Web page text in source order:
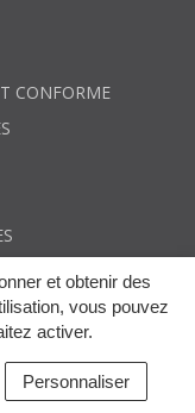
et obtenir des
vous pouvez
activer.
Personnaliser
CONFORME